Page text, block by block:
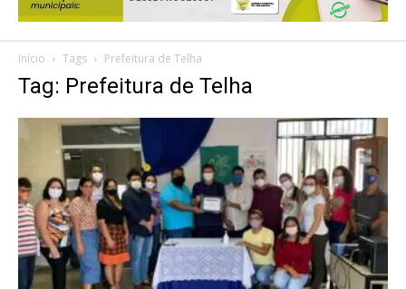
Início Tags Prefeitura de Telha
Tag: Prefeitura de Telha